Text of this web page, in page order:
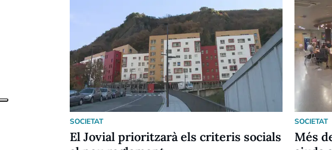
SOCIETAT
El Jovial prioritzarà els criteris socials
SOCIETAT
Més